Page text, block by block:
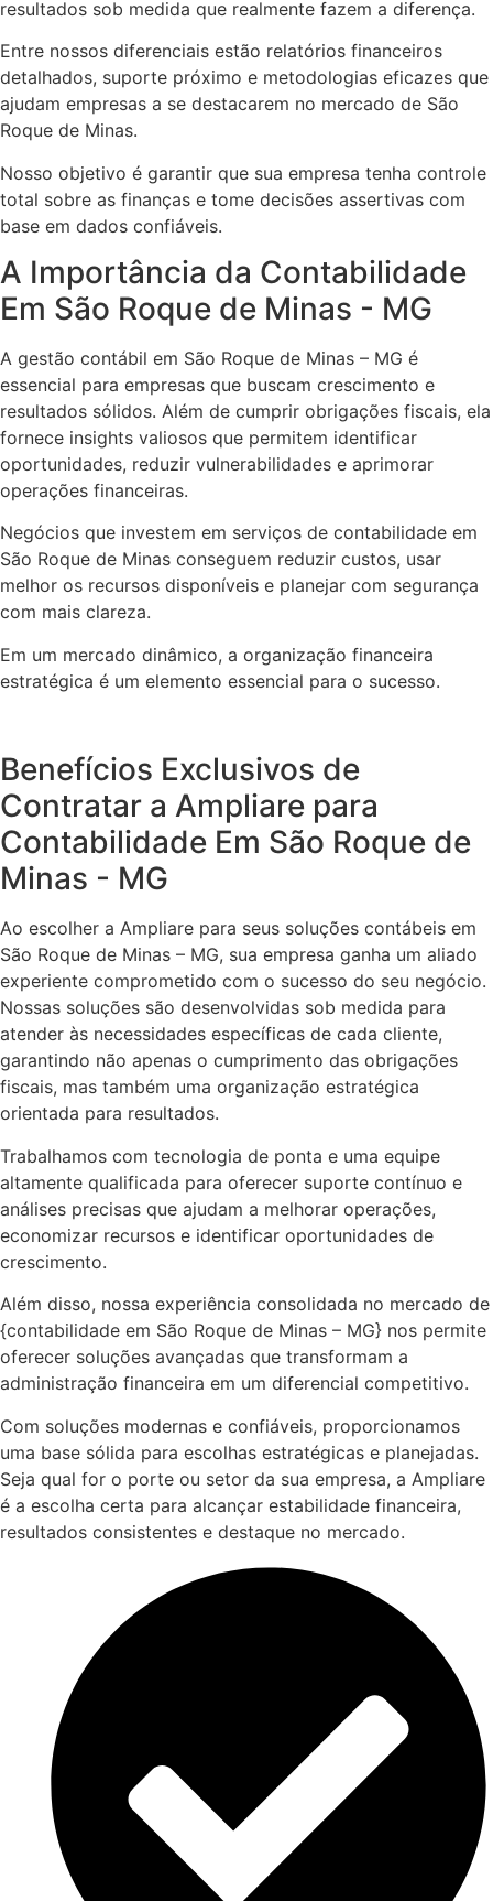
resultados sob medida que realmente fazem a diferença.
Entre nossos diferenciais estão relatórios financeiros
detalhados, suporte próximo e metodologias eficazes que
ajudam empresas a se destacarem no mercado de São
Roque de Minas.
Nosso objetivo é garantir que sua empresa tenha controle
total sobre as finanças e tome decisões assertivas com
base em dados confiáveis.
A Importância da Contabilidade
Em São Roque de Minas - MG
A gestão contábil em São Roque de Minas – MG é
essencial para empresas que buscam crescimento e
resultados sólidos. Além de cumprir obrigações fiscais, ela
fornece insights valiosos que permitem identificar
oportunidades, reduzir vulnerabilidades e aprimorar
operações financeiras.
Negócios que investem em serviços de contabilidade em
São Roque de Minas conseguem reduzir custos, usar
melhor os recursos disponíveis e planejar com segurança
com mais clareza.
Em um mercado dinâmico, a organização financeira
estratégica é um elemento essencial para o sucesso.
Benefícios Exclusivos de
Contratar a Ampliare para
Contabilidade Em São Roque de
Minas - MG
Ao escolher a Ampliare para seus soluções contábeis em
São Roque de Minas – MG, sua empresa ganha um aliado
experiente comprometido com o sucesso do seu negócio.
Nossas soluções são desenvolvidas sob medida para
atender às necessidades específicas de cada cliente,
garantindo não apenas o cumprimento das obrigações
fiscais, mas também uma organização estratégica
orientada para resultados.
Trabalhamos com tecnologia de ponta e uma equipe
altamente qualificada para oferecer suporte contínuo e
análises precisas que ajudam a melhorar operações,
economizar recursos e identificar oportunidades de
crescimento.
Além disso, nossa experiência consolidada no mercado de
{contabilidade em São Roque de Minas – MG} nos permite
oferecer soluções avançadas que transformam a
administração financeira em um diferencial competitivo.
Com soluções modernas e confiáveis, proporcionamos
uma base sólida para escolhas estratégicas e planejadas.
Seja qual for o porte ou setor da sua empresa, a Ampliare
é a escolha certa para alcançar estabilidade financeira,
resultados consistentes e destaque no mercado.